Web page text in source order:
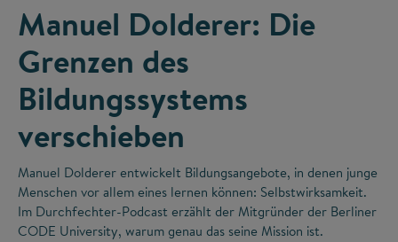
Manuel Dolderer: Die
Grenzen des
Bildungssystems
verschieben
Manuel Dolderer entwickelt Bildungsangebote, in denen junge
Menschen vor allem eines lernen können: Selbstwirksamkeit.
Im Durchfechter-Podcast erzählt der Mitgründer der Berliner
CODE University, warum genau das seine Mission ist.